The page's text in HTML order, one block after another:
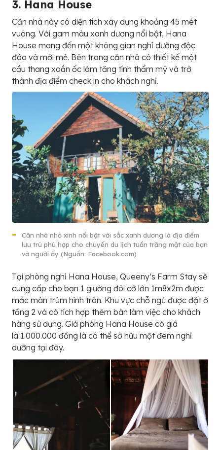
3. Hana House
Căn nhà này có diện tích xây dựng khoảng 45 mét
vuông. Với gam màu xanh dương nổi bật, Hana
House mang đến một không gian nghỉ dưỡng độc
đáo và mới mẻ. Bên trong căn nhà có thiết kế một
cầu thang xoắn ốc làm tăng tính thẩm mỹ và trở
thành địa điểm check in cho khách nghỉ.
Căn nhà nhỏ xinh nổi bật với sắc xanh dương là địa điểm
lưu trú phù hợp cho chuyến du lịch tuần trăng mật của bạn
và người ấy (Nguồn: Facebook.com)
Tại phòng nghỉ Hana House, Queeny’s Farm Stay sẽ
cung cấp cho bạn 1 giường đôi cỡ lớn 1m8x2m được
mắc màn trùm hình tròn. Khu vực chỗ ngủ được đặt ở
tầng 2 và có tích hợp thêm bàn làm việc cho khách
hàng sử dụng. Giá phòng Hana House có giá
là 1.000.000 đồng là có thể sở hữu một đêm nghỉ
dưỡng tại đây.